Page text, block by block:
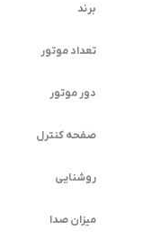
برند
تعداد موتور
دور موتور
صفحه کنترل
روشنایی
میزان صدا